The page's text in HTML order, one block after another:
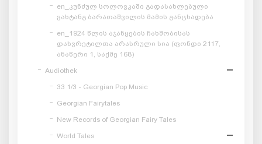
en_კუნძულ სოლოვკაში გადასახლებული
ვახტანგ ბარათაშვილის მამის განცხადება
en_1924 წლის აჯანყების ჩახშობისას
დახვრეტილთა არასრული სია (ფონდი 2117,
ანაწერი 1, საქმე 168)
Audiothek
33 1/3 - Georgian Pop Music
Georgian Fairytales
New Records of Georgian Fairy Tales
World Tales